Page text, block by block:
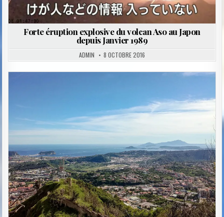
Forte éruption explosive du volcan Aso au Japon
depuis Janvier 1989
ADMIN 8 OCTOBRE 2016